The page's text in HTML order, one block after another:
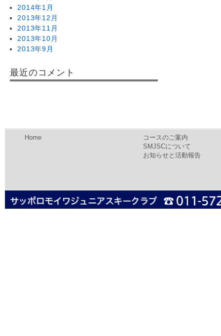
2014年1月
2013年12月
2013年11月
2013年10月
2013年9月
最近のコメント
Home
コースのご案内
SMJSCについて
お知らせと活動報告